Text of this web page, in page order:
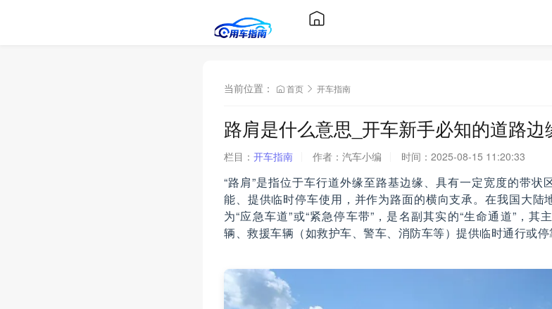
当前位置： 首页 开车指南
路肩是什么意思_开车新手必知的道路边
栏目： 开车指南 作者： 汽车小编 时间： 2025-08-15 11:20:33
“路肩”是指位于车行道外缘至路基边缘、具有一定宽度的带状
能、提供临时停车使用，并作为路面的横向支承。在我国大陆
为“应急车道”或“紧急停车带”，是名副其实的“生命通道”，
辆、救援车辆（如救护车、警车、消防车等）提供临时通行或停